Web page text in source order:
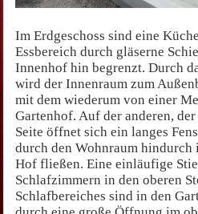
Im Erdgeschoss sind eine
Essbereich durch gläserne
Innenhof hin begrenzt. Durch
wird der Innenraum zum
mit dem wiederum von einer
Gartenhof. Auf der anderen,
Seite öffnet sich ein langes
durch den Wohnraum hindurch
Hof fließen. Eine einläufige
Schlafzimmern in den oberen
Schlafbereiches sind in den